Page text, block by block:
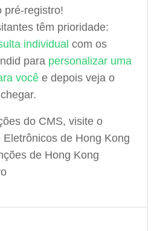
pré-registro!
têm prioridade:
individual com os
para personalizar uma
você e depois veja o
do CMS, visite o
de Hong Kong
de Hong Kong